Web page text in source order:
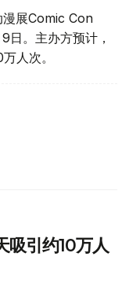
漫展Comic Con
日。主办方预计，
人次。
吸引约10万人